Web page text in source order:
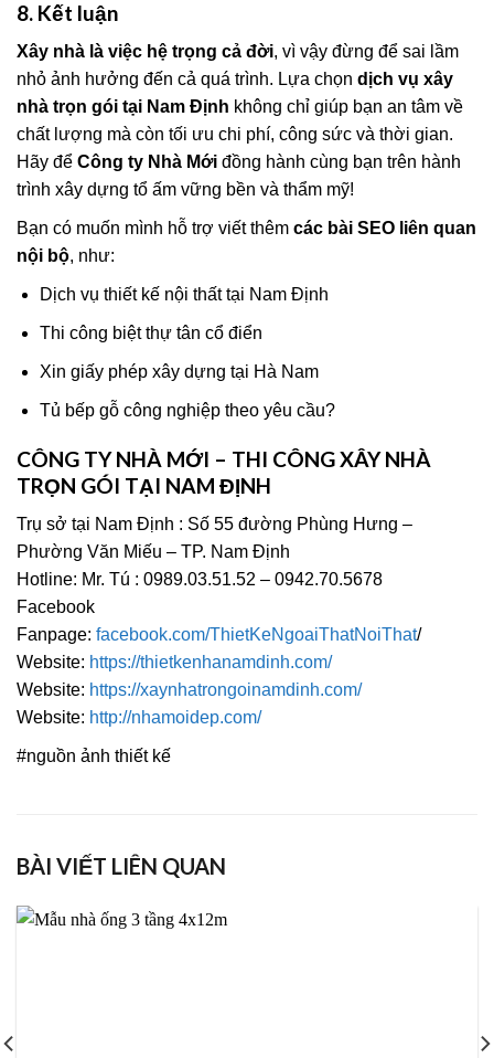
8. Kết luận
Xây nhà là việc hệ trọng cả đời, vì vậy đừng để sai lầm
nhỏ ảnh hưởng đến cả quá trình. Lựa chọn dịch vụ xây
nhà trọn gói tại Nam Định không chỉ giúp bạn an tâm về
chất lượng mà còn tối ưu chi phí, công sức và thời gian.
Hãy để Công ty Nhà Mới đồng hành cùng bạn trên hành
trình xây dựng tổ ấm vững bền và thẩm mỹ!
Bạn có muốn mình hỗ trợ viết thêm các bài SEO liên quan
nội bộ, như:
Dịch vụ thiết kế nội thất tại Nam Định
Thi công biệt thự tân cổ điển
Xin giấy phép xây dựng tại Hà Nam
Tủ bếp gỗ công nghiệp theo yêu cầu?
CÔNG TY NHÀ MỚI – THI CÔNG XÂY NHÀ
TRỌN GÓI TẠI NAM ĐỊNH
Trụ sở tại Nam Định : Số 55 đường Phùng Hưng –
Phường Văn Miếu – TP. Nam Định
Hotline: Mr. Tú : 0989.03.51.52 – 0942.70.5678
Facebook
Fanpage: facebook.com/ThietKeNgoaiThatNoiThat/
Website: https://thietkenhanamdinh.com/
Website: https://xaynhatrongoinamdinh.com/
Website: http://nhamoidep.com/
#nguồn ảnh thiết kế
BÀI VIẾT LIÊN QUAN